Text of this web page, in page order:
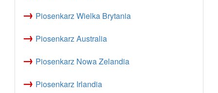
→ Piosenkarz Wielka Brytania
→ Piosenkarz Australia
→ Piosenkarz Nowa Zelandia
→ Piosenkarz Irlandia